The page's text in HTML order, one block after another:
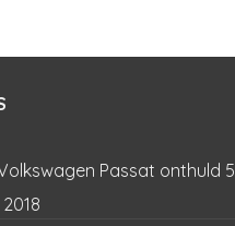
Passat onthuld 5